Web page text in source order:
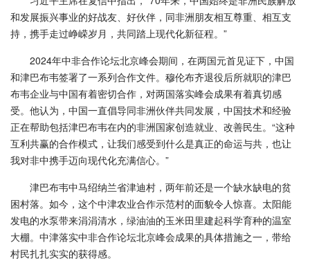
和发展振兴事业的好战友、好伙伴，同非洲朋友相互尊重、相互支
持，携手走过峥嵘岁月，共同踏上现代化新征程。”
2024年中非合作论坛北京峰会期间，在两国元首见证下，中国
和津巴布韦签署了一系列合作文件。穆伦布齐退役后所就职的津巴
布韦企业与中国有着密切合作，对两国落实峰会成果有着真切感
受。他认为，中国一直倡导同非洲伙伴共同发展，中国技术和经验
正在帮助包括津巴布韦在内的非洲国家创造就业、改善民生。“这种
互利共赢的合作模式，让我们感受到什么是真正的命运与共，也让
我对非中携手迈向现代化充满信心。”
津巴布韦中马绍纳兰省津迪村，两年前还是一个缺水缺电的贫
困村落。如今，这个中津农业合作示范村的面貌令人惊喜。太阳能
发电的水泵带来涓涓清水，绿油油的玉米田里建起科学育种的温室
大棚。中津落实中非合作论坛北京峰会成果的具体措施之一，带给
村民扎扎实实的获得感。